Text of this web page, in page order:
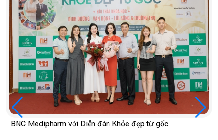
BNC Medipharm với Diễn đàn Khỏe đẹp từ gốc